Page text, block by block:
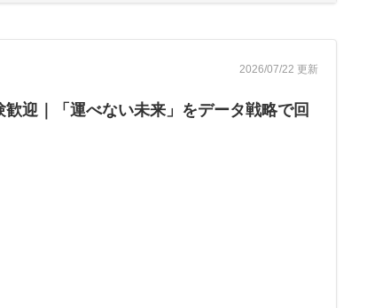
2026/07/22 更新
迎｜「運べない未来」をデータ戦略で回